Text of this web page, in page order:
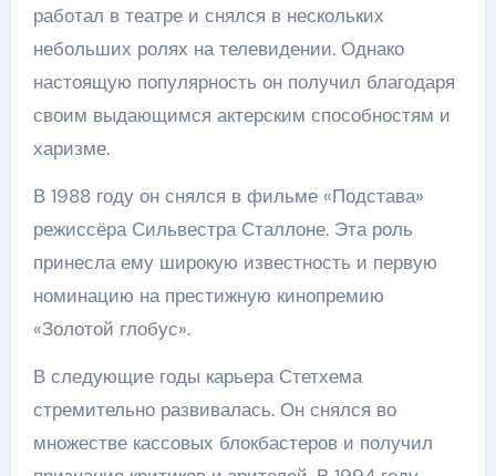
работал в театре и снялся в нескольких
небольших ролях на телевидении. Однако
настоящую популярность он получил благодаря
своим выдающимся актерским способностям и
харизме.
В 1988 году он снялся в фильме «Подстава»
режиссёра Сильвестра Сталлоне. Эта роль
принесла ему широкую известность и первую
номинацию на престижную кинопремию
«Золотой глобус».
В следующие годы карьера Стетхема
стремительно развивалась. Он снялся во
множестве кассовых блокбастеров и получил